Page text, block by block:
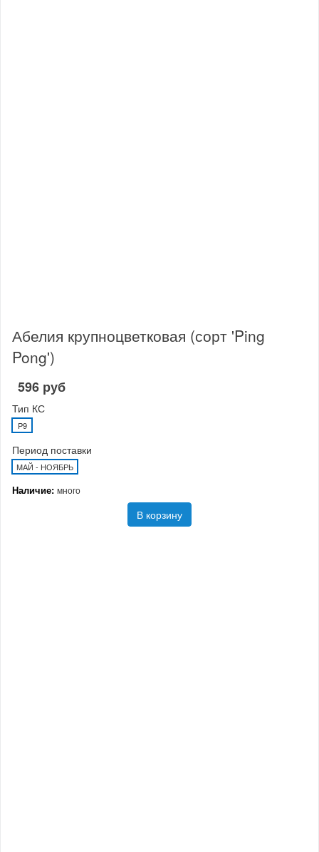
Абелия крупноцветковая (сорт 'Ping
Pong')
596 руб
Тип КС
P9
Период поставки
МАЙ - НОЯБРЬ
Наличие: много
В корзину